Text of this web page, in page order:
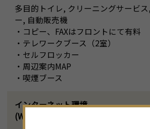
多目的トイレ, クリーニングサービ
ー, 自動販売機
・コピー、FAXはフロントにて有料
・テレワークブース（2室）
・セルフロッカー
・周辺案内MAP
・喫煙ブース
インターネット環境
(Wi-Fi)